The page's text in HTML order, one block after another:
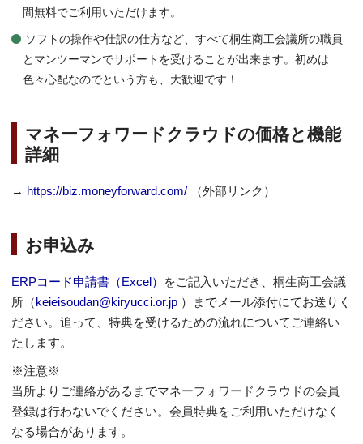
間無料でご利用いただけます。
ソフトの操作や仕訳の仕方など、すべて桐生商工会議所の職員
とマンツーマンでサポートを受けることが出来ます。初めは
色々心配なのでという方も、大歓迎です！
マネーフォワードクラウドの価格と機能
詳細
→ https://biz.moneyforward.com/ （外部リンク）
お申込み
ERPコード申請書（Excel） をご記入いただき、桐生商工会議
所（keieisoudan@kiryucci.or.jp ）までメール添付にてお送りく
ださい。追って、特典を受けるための流れについてご連絡い
たします。
※注意※
当所よりご連絡があるまでマネーフォワードクラウドの会員
登録は行わないでください。会員特典をご利用いただけなく
なる場合があります。